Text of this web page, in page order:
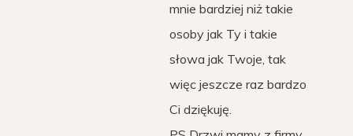
mnie bardziej niż takie
osoby jak Ty i takie
słowa jak Twoje, tak
więc jeszcze raz bardzo
Ci dziękuję.